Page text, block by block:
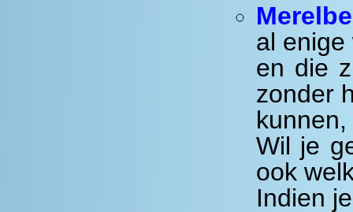
al enige
en die
zonder
Wil je
ook
Indien